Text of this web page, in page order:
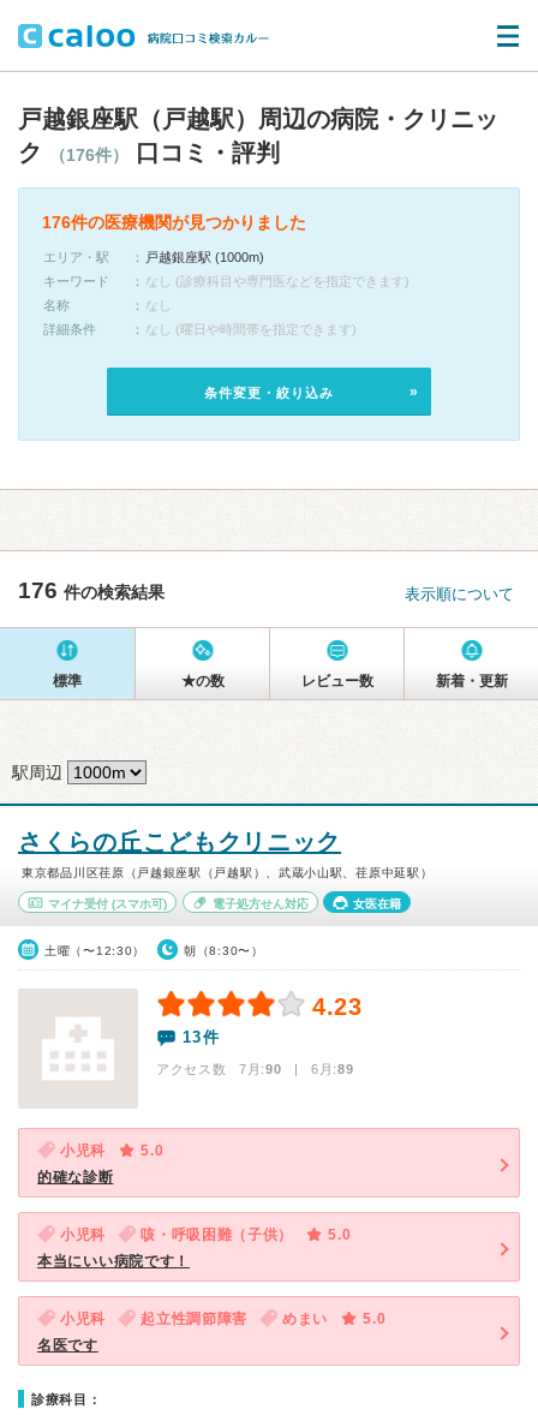
戸越銀座駅（戸越駅）周辺の病院・クリニッ
ク
（176件） 口コミ・評判
176件の医療機関が見つかりました
エリア・駅
戸越銀座駅 (1000m)
キーワード
なし (診療科目や専門医などを指定できます)
名称
なし
詳細条件
なし (曜日や時間帯を指定できます)
条件変更・絞り込み
176 件の検索結果 表示順について
標準 ★の数 レビュー数 新着・更新
駅周辺
さくらの丘こどもクリニック
東京都品川区荏原（戸越銀座駅（戸越駅）、武蔵小山駅、荏原中延駅）
マイナ受付 (スマホ可) 電子処方せん対応 女医在籍
土曜（〜12:30） 朝（8:30〜）
4.23
13件
アクセス数 7月:90 | 6月:89
小児科
5.0
的確な診断
小児科 咳・呼吸困難（子供）
5.0
本当にいい病院です！
小児科 起立性調節障害 めまい
5.0
名医です
診療科目：